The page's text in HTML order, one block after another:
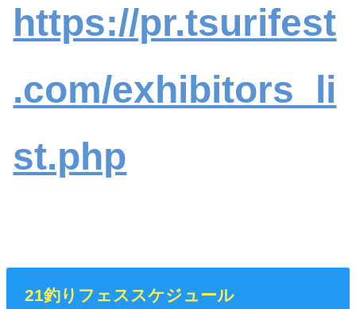
https://pr.tsurifest
.com/exhibitors_li
st.php
21釣りフェススケジュール